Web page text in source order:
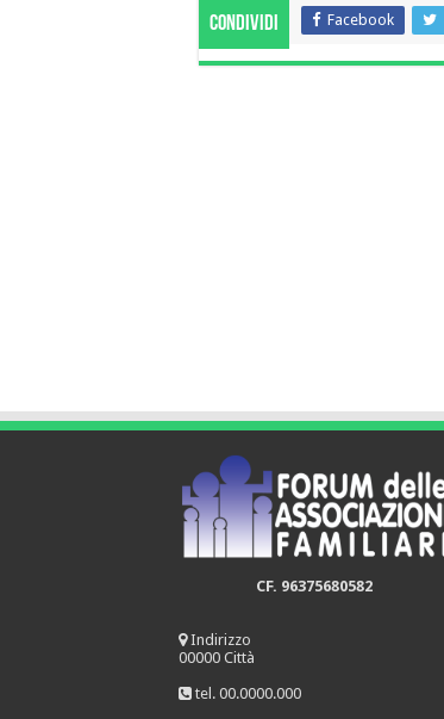
Condividi Facebook
CF. 96375680582
Indirizzo
00000 Città
tel. 00.0000.000